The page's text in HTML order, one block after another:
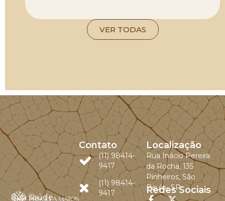
VER TODAS
Sua saúde
Contato
(11) 98414-
9417
(11) 98414-
9417
Localização
Rua Inácio Pereira
da Rocha, 135
Pinheiros, São
Paulo- SP
Redes Sociais